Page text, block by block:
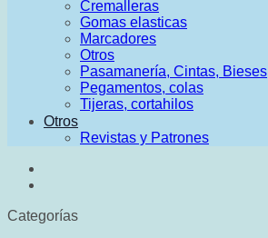
Cremalleras
Gomas elasticas
Marcadores
Otros
Pasamanería, Cintas, Bieses
Pegamentos, colas
Tijeras, cortahilos
Otros
Revistas y Patrones
Categorías